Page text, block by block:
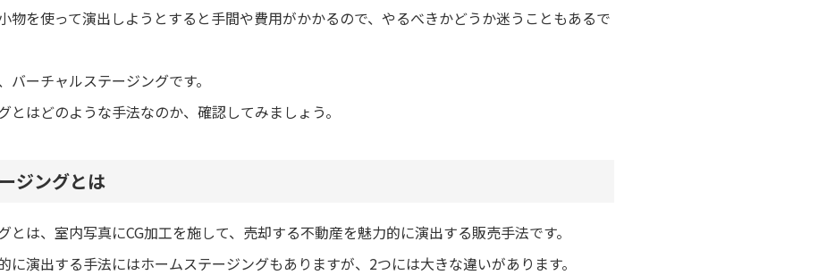
物を使って演出しようとすると手間や費用がかかるので、やるべきかどうか迷うこともあるで
バーチャルステージングです。
とはどのような手法なのか、確認してみましょう。
ジングとは
とは、室内写真にCG加工を施して、売却する不動産を魅力的に演出する販売手法です。
に演出する手法にはホームステージングもありますが、2つには大きな違いがあります。